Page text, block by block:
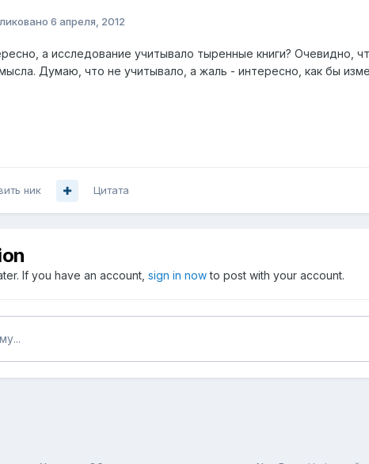
6 апреля, 2012
а исследование учитывало тыренные книги? Очевидно,
Думаю, что не учитывало, а жаль - интересно, как бы
ник Цитата
If you have an account, sign in nowto post with your account.